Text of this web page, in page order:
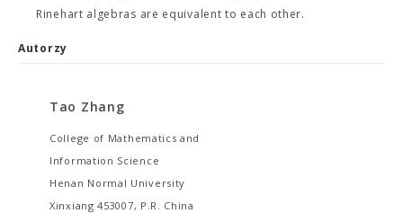
Rinehart algebras are equivalent to each other.
Autorzy
Tao Zhang
College of Mathematics and
Information Science
Henan Normal University
Xinxiang 453007, P.R. China